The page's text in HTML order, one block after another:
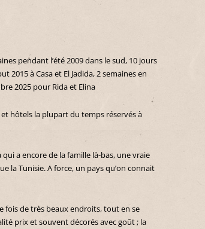
pendant l’été 2009 dans le sud, 10 jours
2015 à Casa et El Jadida, 2 semaines en
2025 pour Rida et Elina
hôtels la plupart du temps réservés à
a encore de la famille là-bas, une vraie
la Tunisie. A force, un pays qu’on connait
fois de très beaux endroits, tout en se
prix et souvent décorés avec goût ; la